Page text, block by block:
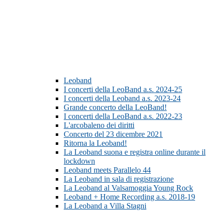
Leoband
I concerti della LeoBand a.s. 2024-25
I concerti della Leoband a.s. 2023-24
Grande concerto della LeoBand!
I concerti della LeoBand a.s. 2022-23
L'arcobaleno dei diritti
Concerto del 23 dicembre 2021
Ritorna la Leoband!
La Leoband suona e registra online durante il
lockdown
Leoband meets Parallelo 44
La Leoband in sala di registrazione
La Leoband al Valsamoggia Young Rock
Leoband + Home Recording a.s. 2018-19
La Leoband a Villa Stagni